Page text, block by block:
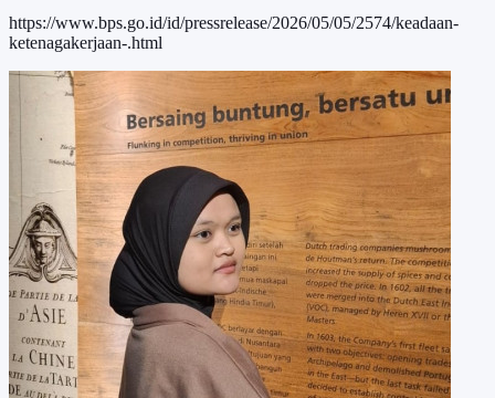
https://www.bps.go.id/id/pressrelease/2026/05/05/2574/keadaan-
ketenagakerjaan-.html